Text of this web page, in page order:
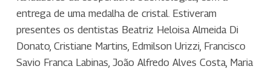
entrega de uma medalha de cristal. Estiveram
presentes os dentistas Beatriz Heloisa Almeida Di
Donato, Cristiane Martins, Edmilson Urizzi, Francisco
Savio Franca Labinas, João Alfredo Alves Costa, Maria